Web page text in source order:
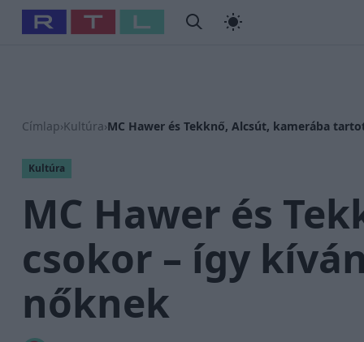
Babits Marcella #Szellő István #Most Wanted
Címlap›Kultúra›MC Hawer és Tekknő, Alcsút, kamerába
Kultúra
MC Hawer és
csokor – így
nőknek